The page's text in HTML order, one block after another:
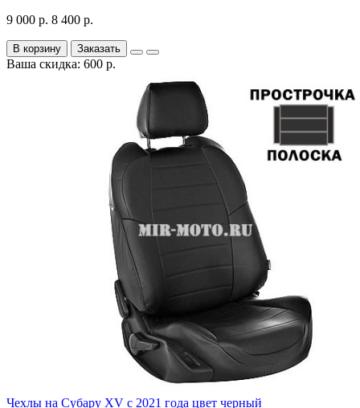
9 000 р. 8 400 р.
В корзину Заказать
Ваша скидка: 600 р.
Чехлы на Субару XV с 2021 года цвет черный